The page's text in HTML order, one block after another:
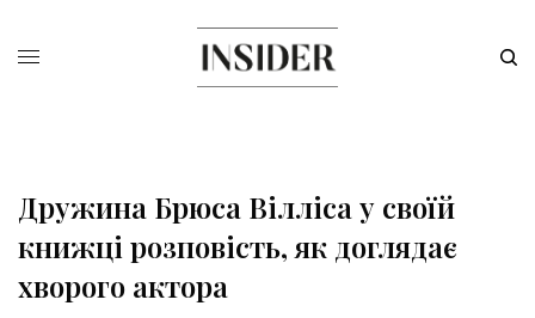
Дружина Брюса Вілліса у своїй
книжці розповість, як доглядає
хворого актора